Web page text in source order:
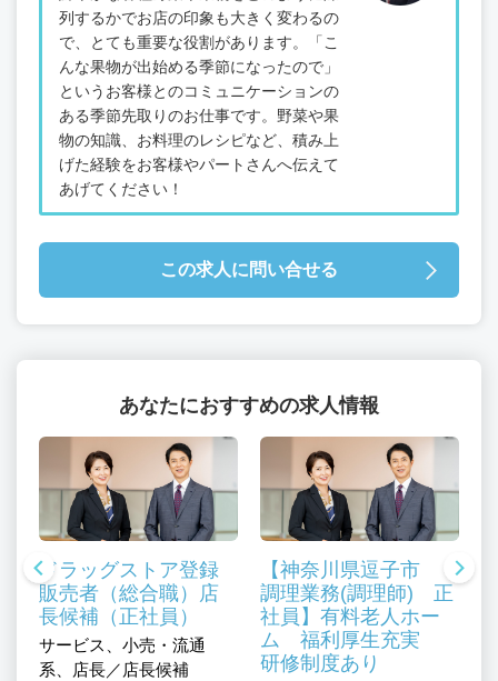
列するかでお店の印象も大きく変わるの
で、とても重要な役割があります。「こ
んな果物が出始める季節になったので」
というお客様とのコミュニケーションの
ある季節先取りのお仕事です。野菜や果
物の知識、お料理のレシピなど、積み上
げた経験をお客様やパートさんへ伝えて
あげてください！
この求人に問い合せる
あなたにおすすめの求人情報
ドラッグストア登録
販売者（総合職）店
長候補（正社員）
サービス、小売・流通
系、店長／店長候補
【神奈川県逗子市
調理業務(調理師) 正
社員】有料老人ホー
ム 福利厚生充実
研修制度あり